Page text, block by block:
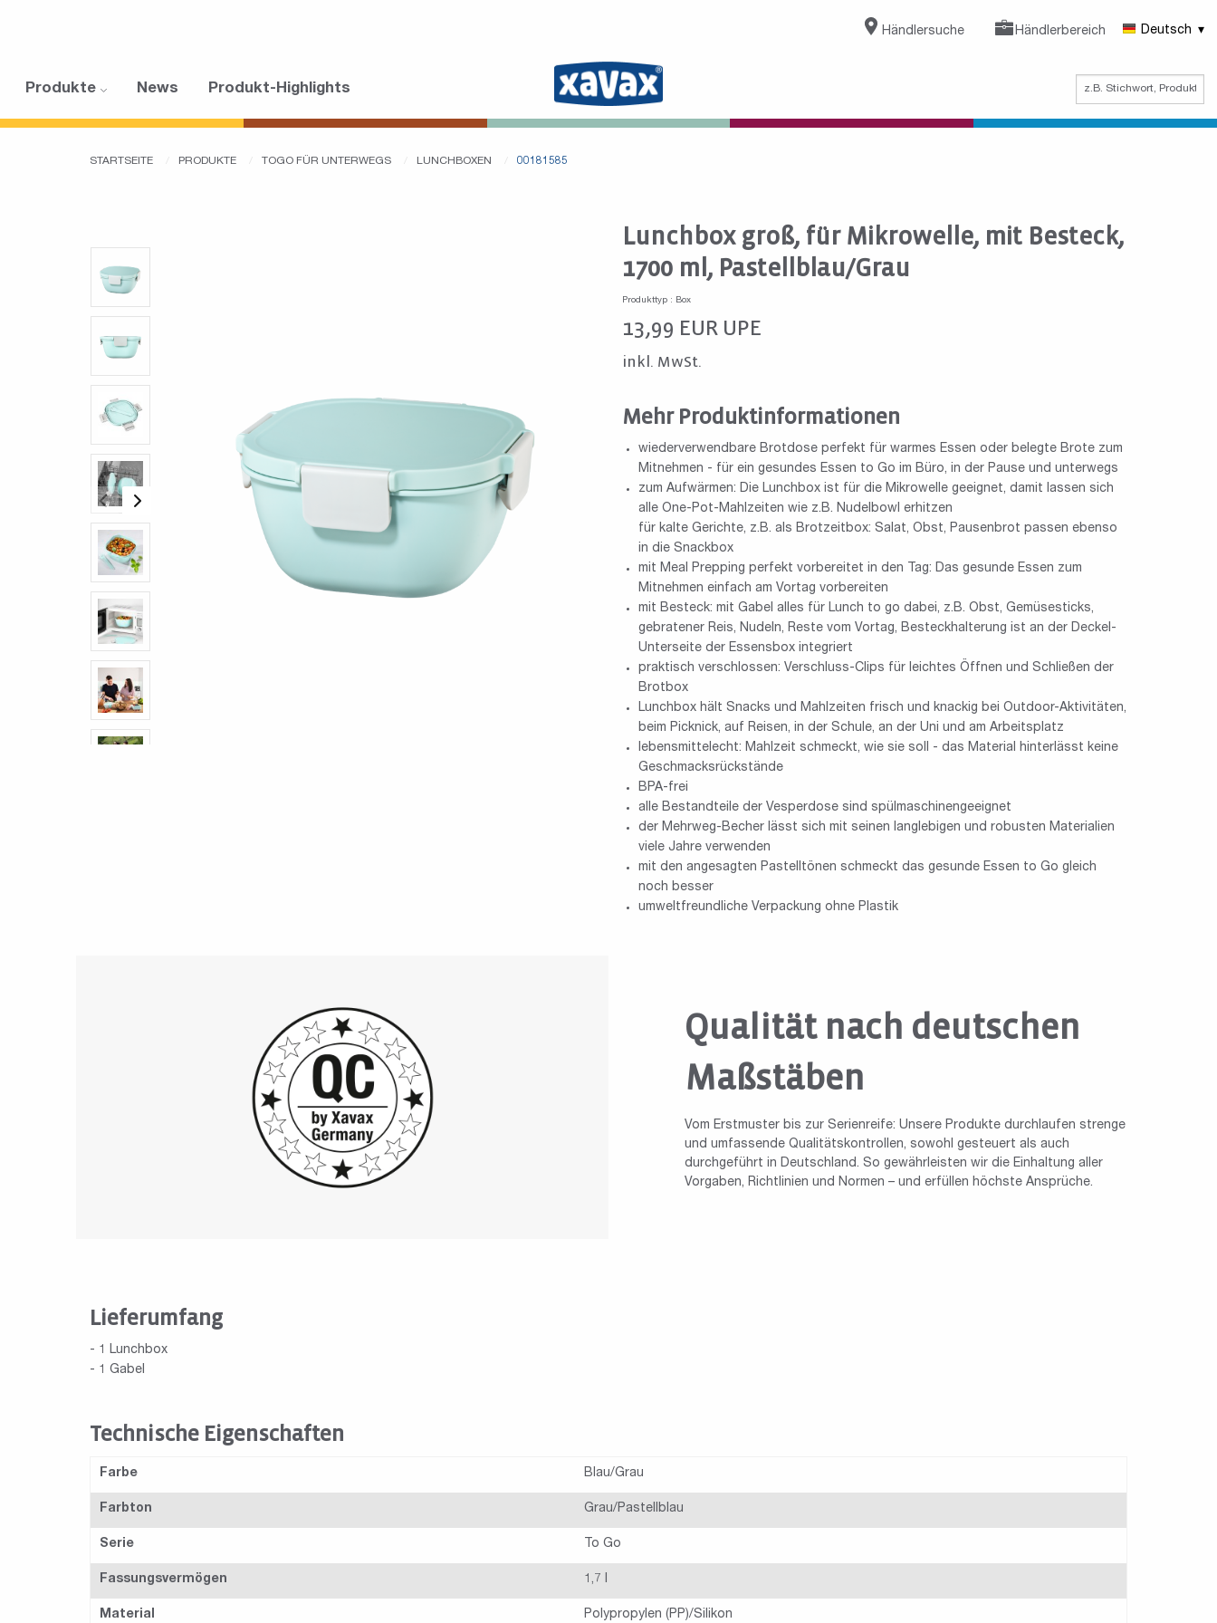
Händlersuche Händlerbereich Deutsch
Produkte News Produkt-Highlights
STARTSEITE PRODUKTE TOGO FÜR UNTERWEGS LUNCHBOXEN 00181585
Lunchbox groß, für Mikrowelle, mit Besteck,
1700 ml, Pastellblau/Grau
Produkttyp : Box
13,99 EUR UPE
inkl. MwSt.
Mehr Produktinformationen
wiederverwendbare Brotdose perfekt für warmes Essen oder belegte Brote zum
Mitnehmen - für ein gesundes Essen to Go im Büro, in der Pause und unterwegs
zum Aufwärmen: Die Lunchbox ist für die Mikrowelle geeignet, damit lassen sich
alle One-Pot-Mahlzeiten wie z.B. Nudelbowl erhitzen
für kalte Gerichte, z.B. als Brotzeitbox: Salat, Obst, Pausenbrot passen ebenso
in die Snackbox
mit Meal Prepping perfekt vorbereitet in den Tag: Das gesunde Essen zum
Mitnehmen einfach am Vortag vorbereiten
mit Besteck: mit Gabel alles für Lunch to go dabei, z.B. Obst, Gemüsesticks,
gebratener Reis, Nudeln, Reste vom Vortag, Besteckhalterung ist an der Deckel-
Unterseite der Essensbox integriert
praktisch verschlossen: Verschluss-Clips für leichtes Öffnen und Schließen der
Brotbox
Lunchbox hält Snacks und Mahlzeiten frisch und knackig bei Outdoor-Aktivitäten,
beim Picknick, auf Reisen, in der Schule, an der Uni und am Arbeitsplatz
lebensmittelecht: Mahlzeit schmeckt, wie sie soll - das Material hinterlässt keine
Geschmacksrückstände
BPA-frei
alle Bestandteile der Vesperdose sind spülmaschinengeeignet
der Mehrweg-Becher lässt sich mit seinen langlebigen und robusten Materialien
viele Jahre verwenden
mit den angesagten Pastelltönen schmeckt das gesunde Essen to Go gleich
noch besser
umweltfreundliche Verpackung ohne Plastik
Qualität nach deutschen
Maßstäben
Vom Erstmuster bis zur Serienreife: Unsere Produkte durchlaufen strenge
und umfassende Qualitätskontrollen, sowohl gesteuert als auch
durchgeführt in Deutschland. So gewährleisten wir die Einhaltung aller
Vorgaben, Richtlinien und Normen – und erfüllen höchste Ansprüche.
Lieferumfang
- 1 Lunchbox
- 1 Gabel
Technische Eigenschaften
Farbe Blau/Grau
Farbton Grau/Pastellblau
Serie To Go
Fassungsvermögen 1,7 l
Material Polypropylen (PP)/Silikon